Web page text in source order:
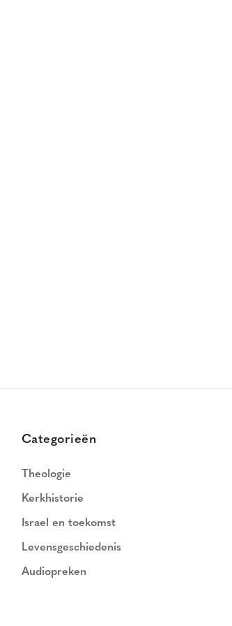
Categorieën
Theologie
Kerkhistorie
Israel en toekomst
Levensgeschiedenis
Audiopreken